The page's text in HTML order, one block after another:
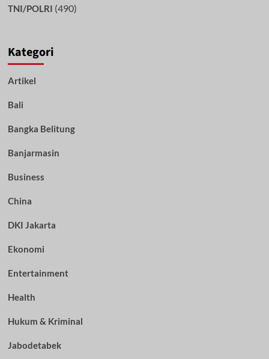
TNI/POLRI (490)
Kategori
Artikel
Bali
Bangka Belitung
Banjarmasin
Business
China
DKI Jakarta
Ekonomi
Entertainment
Health
Hukum & Kriminal
Jabodetabek